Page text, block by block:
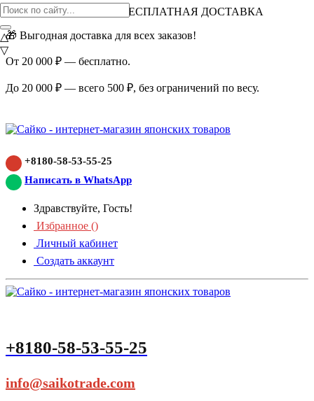
ВНИМАНИЕ АКЦИЯ!
БЕСПЛАТНАЯ ДОСТАВКА
🎁 Выгодная доставка для всех заказов!
От 20 000 ₽ — бесплатно.
До 20 000 ₽ — всего 500 ₽, без ограничений по весу.
+8180-58-53-55-25
Написать в WhatsApp
Здравствуйте, Гость!
Избранное ()
Личный кабинет
Создать аккаунт
+8180-58-53-55-25
info@saikotrade.com
△
▽